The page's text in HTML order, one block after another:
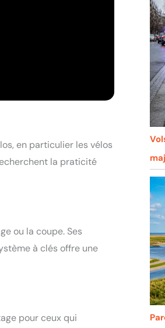
en particulier les vélos
la praticité
ou la coupe. Ses
à clés offre une
pour ceux qui